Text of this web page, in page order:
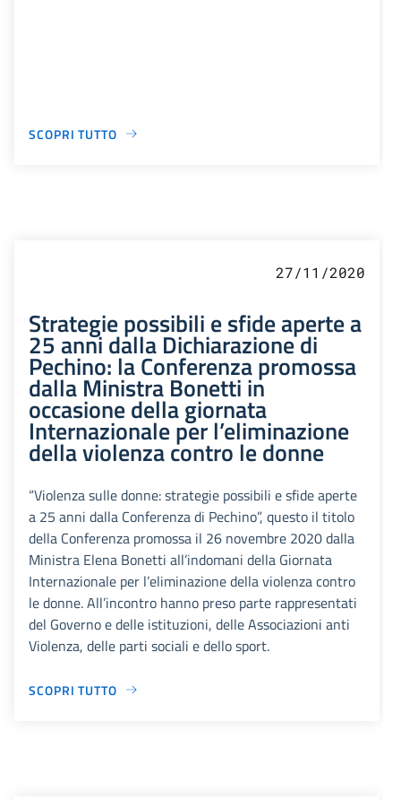
SCOPRI TUTTO
27/11/2020
Strategie possibili e sfide aperte a
25 anni dalla Dichiarazione di
Pechino: la Conferenza promossa
dalla Ministra Bonetti in
occasione della giornata
Internazionale per l’eliminazione
della violenza contro le donne
“Violenza sulle donne: strategie possibili e sfide aperte
a 25 anni dalla Conferenza di Pechino”, questo il titolo
della Conferenza promossa il 26 novembre 2020 dalla
Ministra Elena Bonetti all’indomani della Giornata
Internazionale per l’eliminazione della violenza contro
le donne. All’incontro hanno preso parte rappresentati
del Governo e delle istituzioni, delle Associazioni anti
Violenza, delle parti sociali e dello sport.
SCOPRI TUTTO